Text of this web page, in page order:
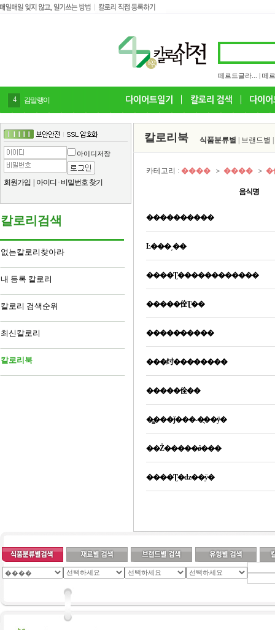
떼르드글라... 떼
4 감말랭이
아이디저장
회원가입 아이디 · 비밀번호 찾기
칼로리검색
없는칼로리찾아라
내 등록 칼로리
칼로리 검색순위
최신칼로리
칼로리북
칼로리북 식품분류별 브랜드별
카테고리 : ���� ＞ ���� ＞ �
음식명
����������
Ŀ���͵��
����Ʈ������������
�����佺Ʈ��
�����̴�����
���纣���̴�����
�����佺��
�̳���ǰ���-�ֳ��ÿ�
��Ż�����ǿ���
����Ʈ�ǳ��ÿ�